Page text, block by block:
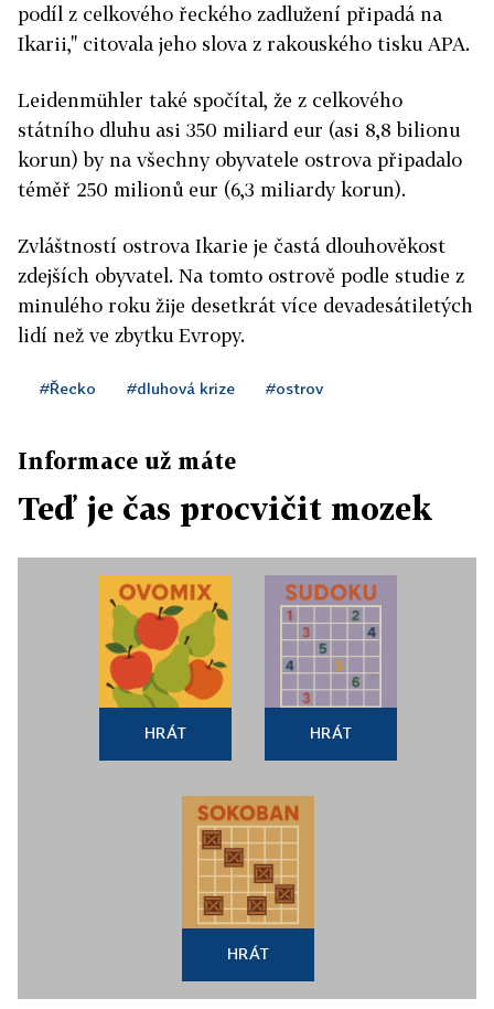
podíl z celkového řeckého zadlužení připadá na
Ikarii," citovala jeho slova z rakouského tisku APA.
Leidenmühler také spočítal, že z celkového
státního dluhu asi 350 miliard eur (asi 8,8 bilionu
korun) by na všechny obyvatele ostrova připadalo
téměř 250 milionů eur (6,3 miliardy korun).
Zvláštností ostrova Ikarie je častá dlouhověkost
zdejších obyvatel. Na tomto ostrově podle studie z
minulého roku žije desetkrát více devadesátiletých
lidí než ve zbytku Evropy.
#Řecko #dluhová krize #ostrov
Informace už máte
Teď je čas procvičit mozek
HRÁT HRÁT
HRÁT